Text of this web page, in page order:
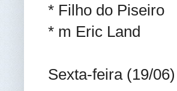
* Filho do Piseiro
* m Eric Land
Sexta-feira (19/06)